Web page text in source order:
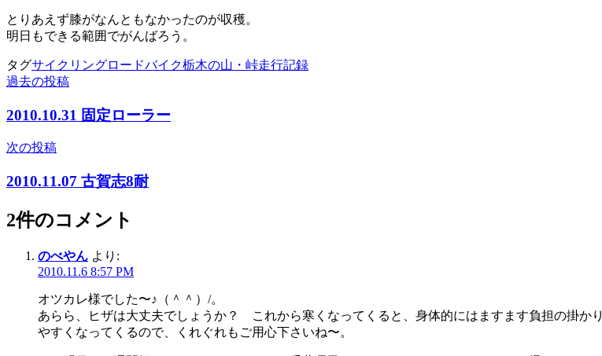
とりあえず膝がなんともなかったのが収穫。
明日もできる範囲でがんばろう。
タグサイクリングロードバイク栃木の山・峠走行記録
投
稿
ビ
ゲ
ー
シ
過去の投稿
2010.10.31 固定ローラー
次の投稿
2010.11.07 古賀志8耐
2件のコメント
のべやん より:
2010.11.6 8:57 PM
オツカレ様でした〜♪（＾＾）/。
あらら、ヒザは大丈夫でしょうか？ これから寒くなってくると、身体的にはますます負担の掛かり
やすくなってくるので、くれぐれもご用心下さいね〜。